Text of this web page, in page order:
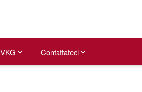
Contattateci